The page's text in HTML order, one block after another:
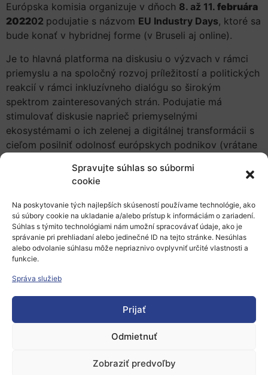
Spravujte súhlas so súbormi
cookie
Na poskytovanie tých najlepších skúseností používame technológie, ako
sú súbory cookie na ukladanie a/alebo prístup k informáciám o zariadení.
Súhlas s týmito technológiami nám umožní spracovávať údaje, ako je
správanie pri prehliadaní alebo jedinečné ID na tejto stránke. Nesúhlas
alebo odvolanie súhlasu môže nepriaznivo ovplyvniť určité vlastnosti a
funkcie.
Správa služieb
Prijať
Odmietnuť
Zobraziť predvoľby
Európska komisia organizuje v dňoch 8. až 11. februára
202202 podujatie s názvom EU Industry Days, ktoré sa
bude konať v hybridnej forme (v Bruseli aj online).
Je to hlavná platforma na diskusiu o výzvach v rámci
priemyslu a na spoločný rozvoj príležitostí a politických
reakcií v rámci inkluzívneho dialógu so širokým
spektrom zainteresovaných strán. Podujatie má
stimulovať diskusie naprieč priemyselnými
ekosystémami o ich zelenej a digitálnej transformácii s
cieľom posilniť odolnosť európskych podnikov (vrátane
Súčasťou podujatia bude aj Špeciálny program pre
niektoré z najnaliehavejších obáv mladých Európanov
súčasnosti: sociálnu rovnosť, nezamestnanosť mladých
ľudí a neistú prácu a naliehavú výzvu k udržateľným a
sociálne zodpovedným obchodným modelom.
Program podujatia
Viac informácií o podujatí a možnosť registrácie